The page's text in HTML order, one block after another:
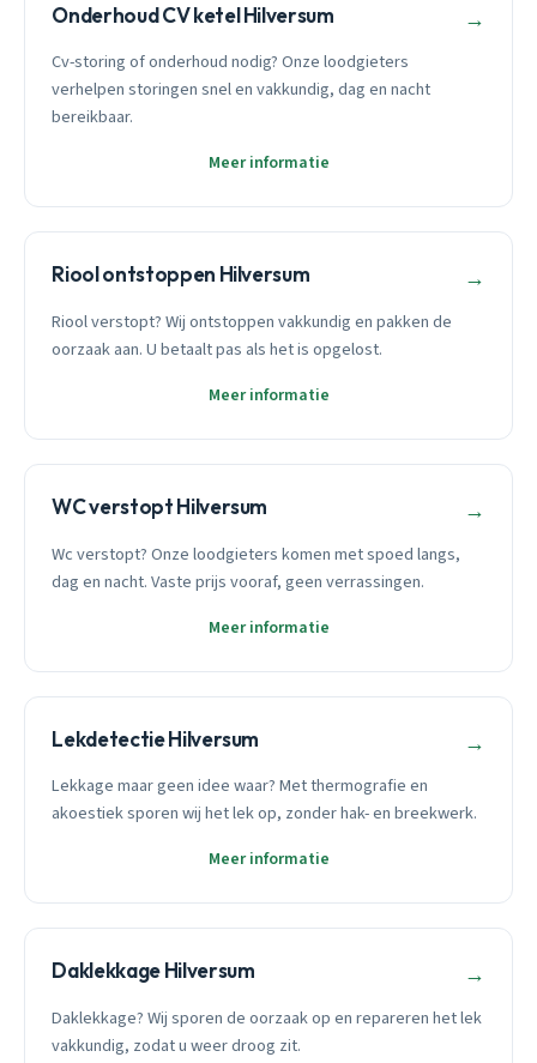
Onderhoud CV ketel Hilversum →
Cv-storing of onderhoud nodig? Onze loodgieters
verhelpen storingen snel en vakkundig, dag en nacht
bereikbaar.
Meer informatie
Riool ontstoppen Hilversum →
Riool verstopt? Wij ontstoppen vakkundig en pakken de
oorzaak aan. U betaalt pas als het is opgelost.
Meer informatie
WC verstopt Hilversum →
Wc verstopt? Onze loodgieters komen met spoed langs,
dag en nacht. Vaste prijs vooraf, geen verrassingen.
Meer informatie
Lekdetectie Hilversum →
Lekkage maar geen idee waar? Met thermografie en
akoestiek sporen wij het lek op, zonder hak- en breekwerk.
Meer informatie
Daklekkage Hilversum →
Daklekkage? Wij sporen de oorzaak op en repareren het lek
vakkundig, zodat u weer droog zit.